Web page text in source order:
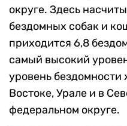
округе. Здесь
бездомных собак и
приходится 6,8
самый высокий
уровень
Востоке, Урале и в
федеральном округе.